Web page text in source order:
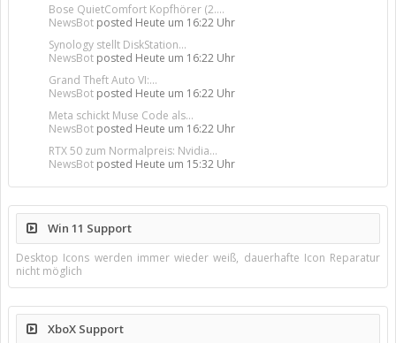
Bose QuietComfort Kopfhörer (2....
NewsBot posted Heute um 16:22 Uhr
Synology stellt DiskStation...
NewsBot posted Heute um 16:22 Uhr
Grand Theft Auto VI:...
NewsBot posted Heute um 16:22 Uhr
Meta schickt Muse Code als...
NewsBot posted Heute um 16:22 Uhr
RTX 50 zum Normalpreis: Nvidia...
NewsBot posted Heute um 15:32 Uhr
Win 11 Support
Desktop Icons werden immer wieder weiß, dauerhafte Icon Reparatur
nicht möglich
XboX Support